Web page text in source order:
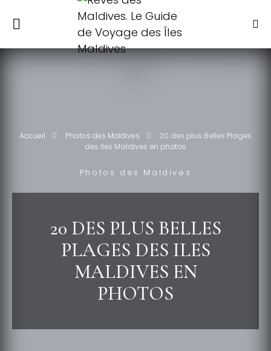
Accueil Photos des Maldives
20 des plus Belles Plages
des Iles Maldives en photos
Photos des Maldives
20 DES PLUS BELLES
PLAGES DES ILES
MALDIVES EN
PHOTOS